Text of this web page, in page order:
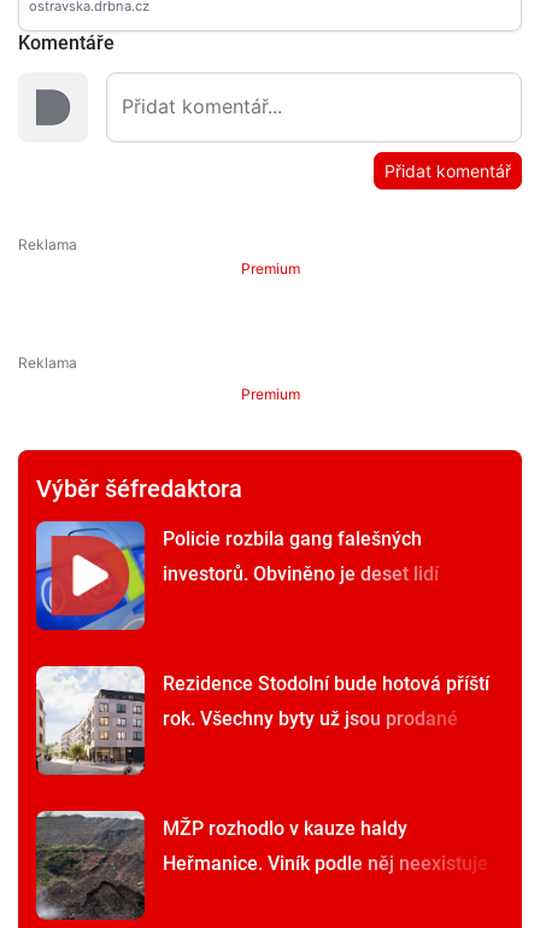
Komentáře
Přidat komentář
Premium
Premium
Výběr šéfredaktora
Policie rozbila gang falešných
investorů. Obviněno je deset lidí
Rezidence Stodolní bude hotová příští
rok. Všechny byty už jsou prodané
MŽP rozhodlo v kauze haldy
Heřmanice. Viník podle něj neexistuje